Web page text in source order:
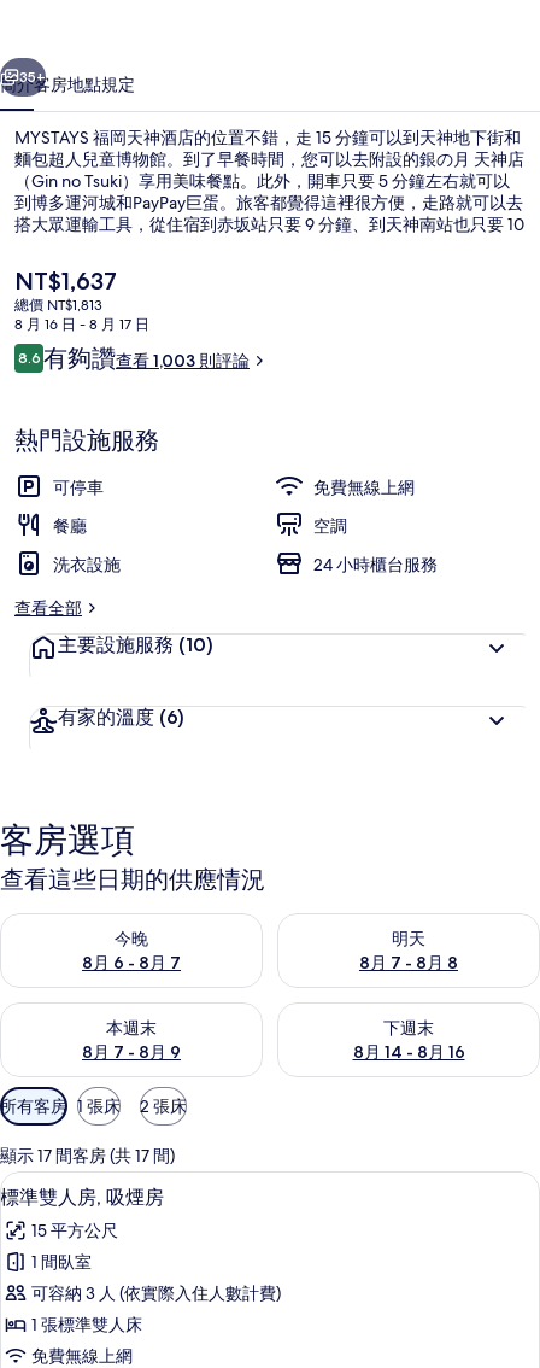
的
相
片
集
個 下一個
35+
簡介客房地點規定
MYSTAYS 福岡天神酒店的位置不錯，走 15 分鐘可以到天神地下街和
麵包超人兒童博物館。到了早餐時間，您可以去附設的銀の月 天神店
（Gin no Tsuki）享用美味餐點。此外，開車只要 5 分鐘左右就可以
到博多運河城和PayPay巨蛋。旅客都覺得這裡很方便，走路就可以去
搭大眾運輸工具，從住宿到赤坂站只要 9 分鐘、到天神南站也只要 10
目
前
的
價
格
NT$1,637
總價 NT$1,813
8 月 16 日 - 8 月 17 日
評
論
8.68.6 分，滿分 10 分，
有夠讚查看 1,003 則評論
熱門設施服務
可停車
免費無線上網
餐廳
空調
洗衣設施
24 小時櫃台服務
查看全部
主要設施服務 (10)
有家的溫度 (6)
客房選項
查看這些日期的供應情況
今晚
8月 6 - 8月 7
查看今晚 (8月 6 - 8月 7) 的供應情況
明天
8月 7 - 8月 8
查看明天 (8月 7 - 8月 8) 的供
本週末
8月 7 - 8月 9
查看本週末 (8月 7 - 8月 9) 的供應情況
下週末
8月 14 - 8月 16
查看下週末 (8月 14 - 8月 16)
可
用
的
客
房
篩
選
條
所有客房 1 張床 2 張床
顯示 17 間客房 (共 17 間)
顯
示
標
準
雙
人
客房內保險箱、書桌、遮光布/窗簾、
4
標準雙人房, 吸煙房
15 平方公尺
1 間臥室
可容納 3 人 (依實際入住人數計費)
1 張標準雙人床
免費無線上網